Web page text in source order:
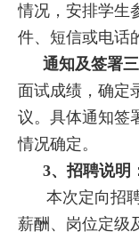
情况，安排学生
件、短信或电话
通知及签署
面试成绩，确定
议。具体通知签
情况确定。
3、招聘说明
本次定向招
薪酬、岗位定级